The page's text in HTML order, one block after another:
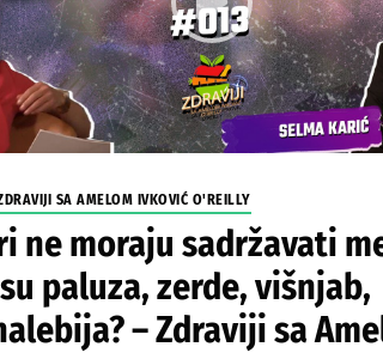
SA AMELOM IVKOVIĆ O'REILLY
ne moraju sadržavati
paluza, zerde, višnjab,
– Zdraviji sa